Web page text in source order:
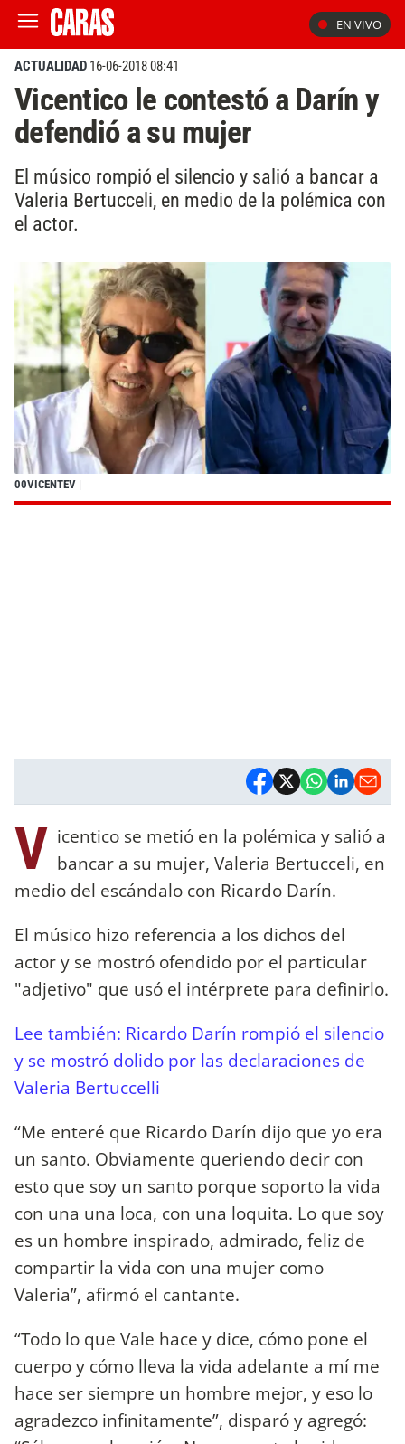
EN VIVO
ACTUALIDAD 16-06-2018 08:41
Vicentico le contestó a Darín y
defendió a su mujer
El músico rompió el silencio y salió a bancar a
Valeria Bertucceli, en medio de la polémica con
el actor.
00VICENTEV |
V icentico se metió en la polémica y salió a
bancar a su mujer, Valeria Bertucceli, en
medio del escándalo con Ricardo Darín.
El músico hizo referencia a los dichos del
actor y se mostró ofendido por el particular
"adjetivo" que usó el intérprete para definirlo.
Lee también: Ricardo Darín rompió el silencio
y se mostró dolido por las declaraciones de
Valeria Bertuccelli
“Me enteré que Ricardo Darín dijo que yo era
un santo. Obviamente queriendo decir con
esto que soy un santo porque soporto la vida
con una una loca, con una loquita. Lo que soy
es un hombre inspirado, admirado, feliz de
compartir la vida con una mujer como
Valeria”, afirmó el cantante.
“Todo lo que Vale hace y dice, cómo pone el
cuerpo y cómo lleva la vida adelante a mí me
hace ser siempre un hombre mejor, y eso lo
agradezco infinitamente”, disparó y agregó: